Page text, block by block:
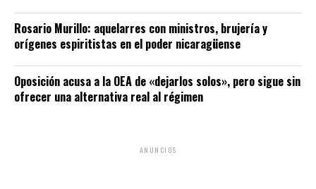
Rosario Murillo: aquelarres con ministros, brujería y
orígenes espiritistas en el poder nicaragüense
Oposición acusa a la OEA de «dejarlos solos», pero sigue sin
ofrecer una alternativa real al régimen
ANUNCIOS